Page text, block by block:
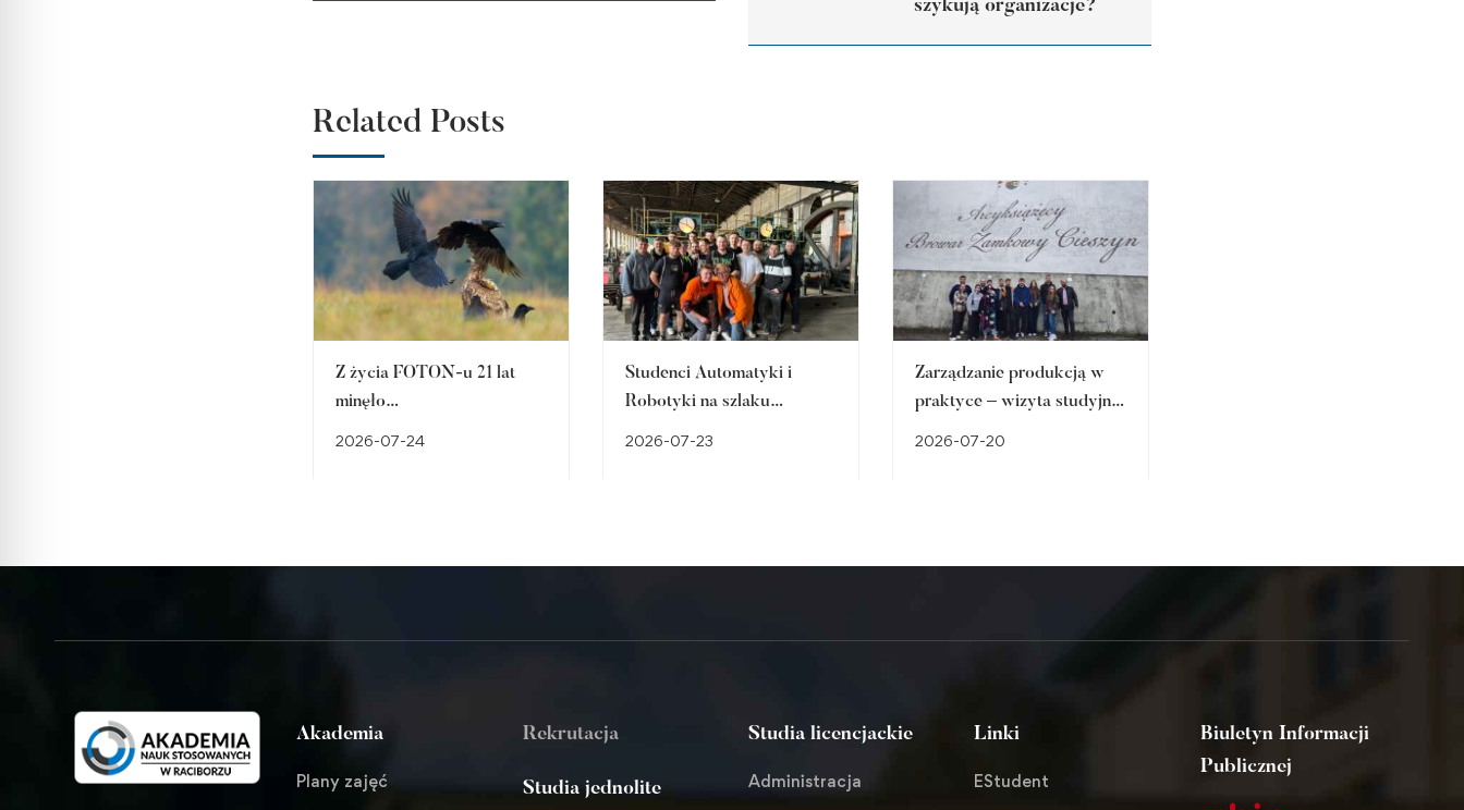
szykują organizacje?
Related Posts
Z życia FOTON-u 21 lat
minęło…
2026-07-24
Studenci Automatyki i
Robotyki na szlaku
2026-07-23
Zarządzanie produkcją w
praktyce – wizyta studyjna
2026-07-20
Akademia
Plany zajęć
Rekrutacja
Studia jednolite
Studia licencjackie
Administracja
Linki
EStudent
Biuletyn Informacji
Publicznej